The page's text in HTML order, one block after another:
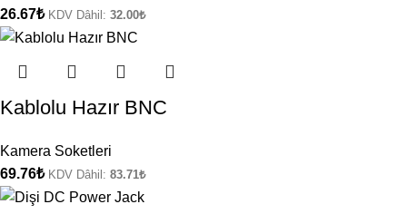
26.67₺ KDV Dâhil: 32.00₺
Kablolu Hazır BNC
Kamera Soketleri
69.76₺ KDV Dâhil: 83.71₺